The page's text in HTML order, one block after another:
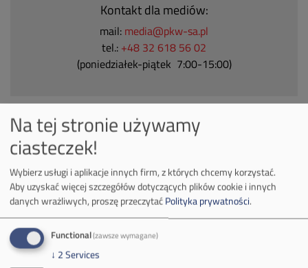
Kontakt dla mediów:
mail: media@pkw-sa.pl
tel.: +48 32 618 56 02
(poniedziałek-piątek 7:00-15:00)
Władze spółki
Spółka Południowy Koncern Węglowy
Zakład Górniczy Brzeszcze
Na tej stronie używamy
ciasteczek!
Wybierz usługi i aplikacje innych firm, z których chcemy korzystać.
Aby uzyskać więcej szczegółów dotyczących plików cookie i innych
danych wrażliwych, proszę przeczytaćPolityka prywatności.
Functional(zawsze wymagane)
↓ 2Services